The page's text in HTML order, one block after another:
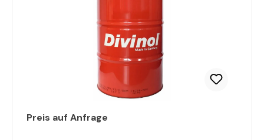
Preis auf Anfrage